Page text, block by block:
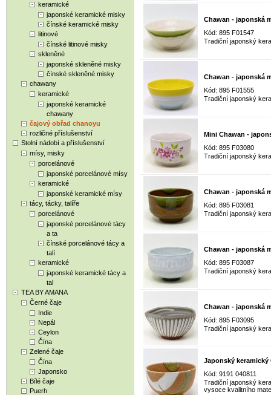
keramické
japonské keramické misky
čínské keramické misky
litinové
čínské litinové misky
skleněné
japonské skleněné misky
čínské skleněné misky
chawany
keramické
japonské keramické
chawany
čajový obřad chanoyu
rozličné příslušenství
Stolní nádobí a příslušenství
mísy, misky
porcelánové
japonské porcelánové mísy
keramické
japonské keramické mísy
tácy, tácky, talíře
porcelánové
japonské porcelánové tácy
a ta
čínské porcelánové tácy a
talí
keramické
japonské keramické tácy a
tal
TEA BY AMANA
Černé čaje
Indie
Nepál
Ceylon
Čína
Zelené čaje
Čína
Japonsko
Bílé čaje
Puerh
Chawan - japonská
Kód: 895 F01547
Tradiční japonský
Chawan - japonská
Kód: 895 F01555
Tradiční japonský
Mini Chawan -
Kód: 895 F03080
Tradiční japonský
Chawan - japonská
Kód: 895 F03081
Tradiční japonský
Chawan - japonská
Kód: 895 F03087
Tradiční japonský
Chawan - japonská
Kód: 895 F03095
Tradiční japonský
Japonský keramický
Kód: 9191 040811
Tradiční japonský
vysoce kvalitního